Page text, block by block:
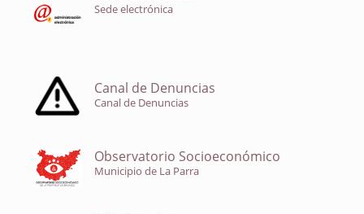
Sede electrónica
Canal de Denuncias
Canal de Denuncias
Observatorio Socioeconómico
Municipio de La Parra